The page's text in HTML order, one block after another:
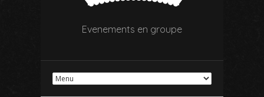
Evenements en groupe